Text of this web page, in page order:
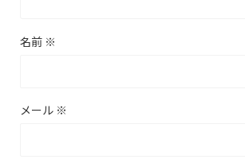
名前 ※
メール ※